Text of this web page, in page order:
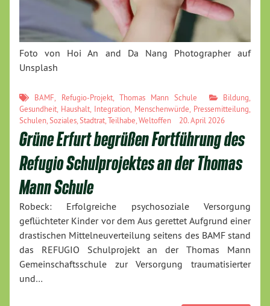
Foto von Hoi An and Da Nang Photographer auf
Unsplash
BAMF Refugio-Projekt, Thomas Mann Schule Bildung
Gesundheit Haushalt Integration Menschenwürde Pressemitteilung
Schulen Soziales Stadtrat Teilhabe Weltoffen 20. April 2026
Grüne Erfurt begrüßen Fortführung des
Refugio Schulprojektes an der Thomas
Mann Schule
Robeck: Erfolgreiche psychosoziale Versorgung
geflüchteter Kinder vor dem Aus gerettet Aufgrund einer
drastischen Mittelneuverteilung seitens des BAMF stand
das REFUGIO Schulprojekt an der Thomas Mann
Gemeinschaftsschule zur Versorgung traumatisierter
und…